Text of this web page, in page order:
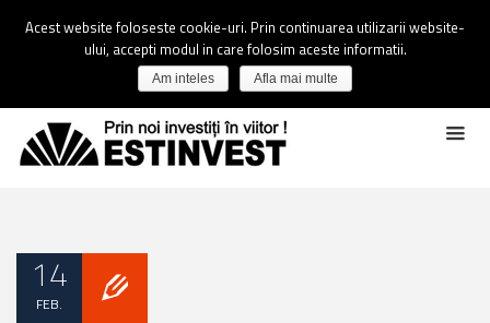
14
FEB.
Acest website foloseste cookie-uri. Prin continuarea utilizarii website-
ului, accepti modul in care folosim aceste informatii.
Am inteles Afla mai multe